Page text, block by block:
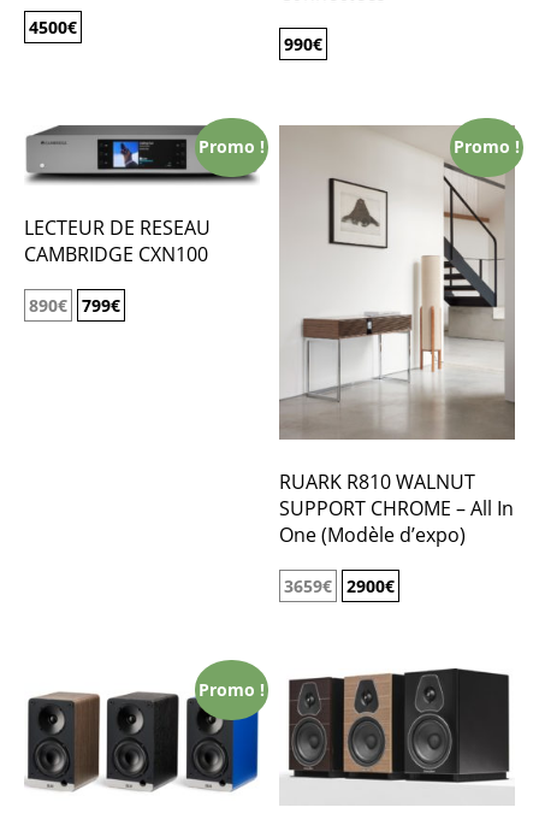
4500€
990€
Promo !
LECTEUR DE RESEAU
CAMBRIDGE CXN100
890€ 799€
Promo !
RUARK R810 WALNUT
SUPPORT CHROME – All In
One (Modèle d’expo)
3659€ 2900€
Promo !